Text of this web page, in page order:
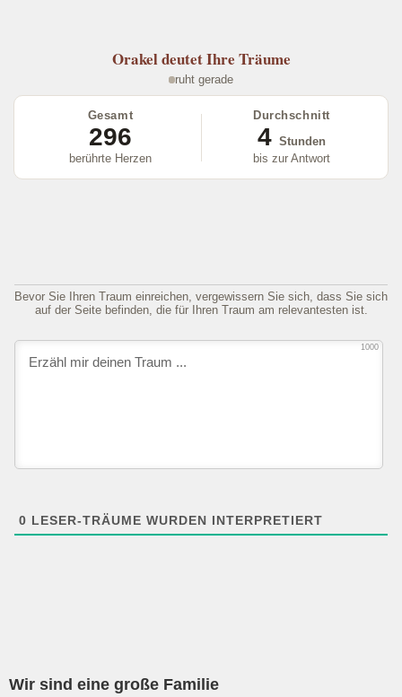
o
k
m p
p
Orakeldeutet Ihre Träume
ruht gerade
Gesamt
296
berührte Herzen
Durchschnitt
4 Stunden
bis zur Antwort
Bevor Sie Ihren Traum einreichen, vergewissern Sie sich, dass Sie sich
auf der Seite befinden, die für Ihren Traum am relevantesten ist.
1000
0 LESER-TRÄUME WURDEN INTERPRETIERT
Wir sind eine große Familie